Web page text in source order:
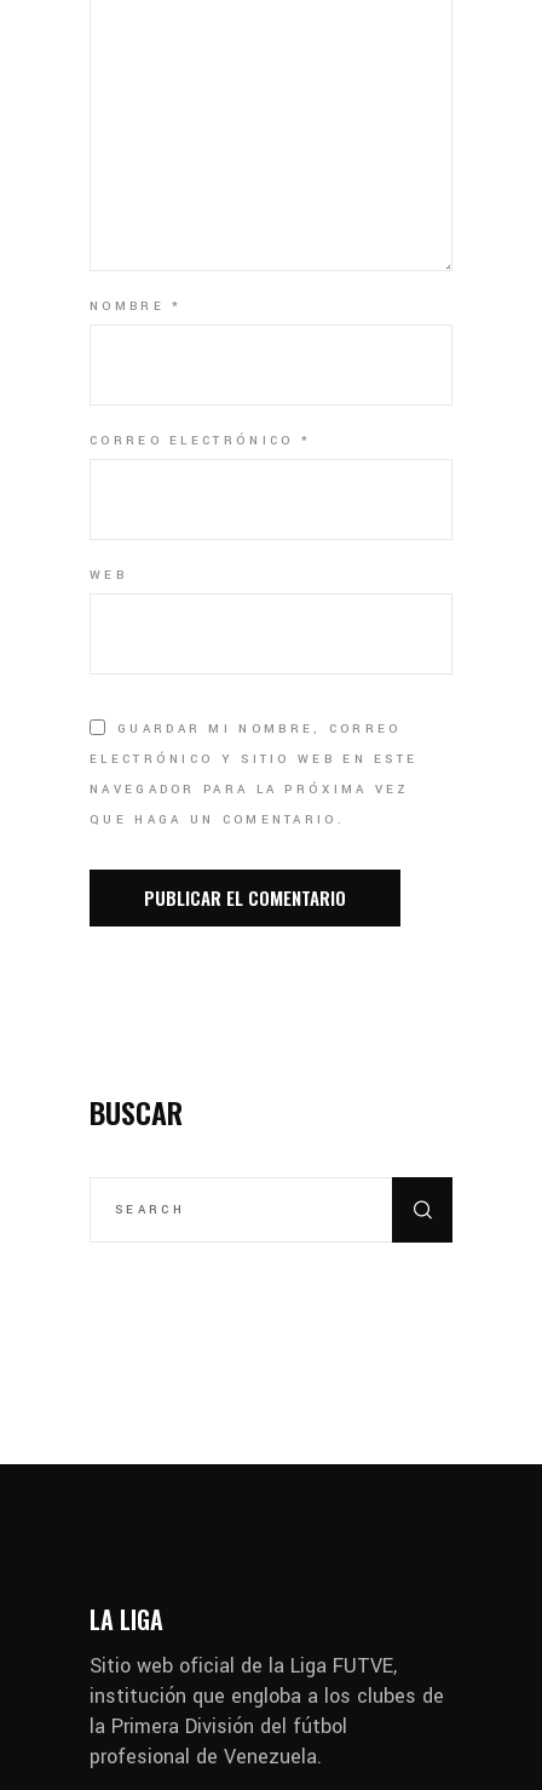
NOMBRE*
CORREO ELECTRÓNICO *
WEB
GUARDAR MI NOMBRE, CORREO
ELECTRÓNICO Y SITIO WEB EN ESTE
NAVEGADOR PARA LA PRÓXIMA VEZ
QUE HAGA UN COMENTARIO.
BUSCAR
LA LIGA
Sitio web oficial de la Liga FUTVE,
institución que engloba a los clubes de
la Primera División del fútbol
profesional de Venezuela.